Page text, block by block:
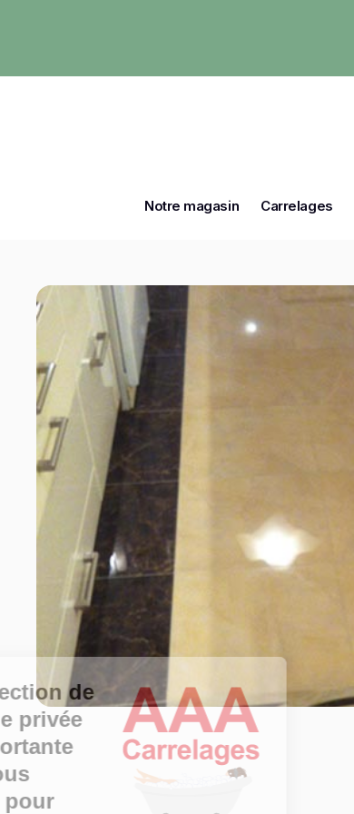
Notre magasin Carrelages
La protection de
votre vie privée
est importante
pour vous
comme pour